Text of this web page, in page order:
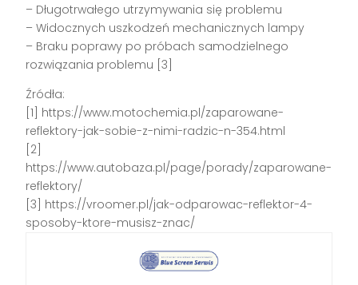
– Długotrwałego utrzymywania się problemu
– Widocznych uszkodzeń mechanicznych lampy
– Braku poprawy po próbach samodzielnego
rozwiązania problemu [3]
Źródła:
[1] https://www.motochemia.pl/zaparowane-
reflektory-jak-sobie-z-nimi-radzic-n-354.html
[2]
https://www.autobaza.pl/page/porady/zaparowane-
reflektory/
[3] https://vroomer.pl/jak-odparowac-reflektor-4-
sposoby-ktore-musisz-znac/